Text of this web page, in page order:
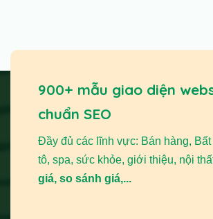
900+ mẫu giao diện
chuẩn SEO
Đầy đủ các lĩnh vực: Bán hàng, Bất
tô, spa, sức khỏe, giới thiệu, nội
giá, so sánh giá,...